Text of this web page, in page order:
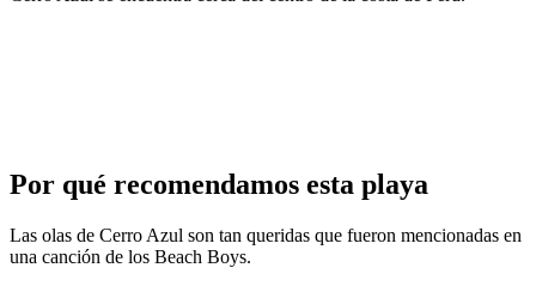
Por qué recomendamos esta playa
Las olas de Cerro Azul son tan queridas que fueron mencionadas en
una canción de los Beach Boys.